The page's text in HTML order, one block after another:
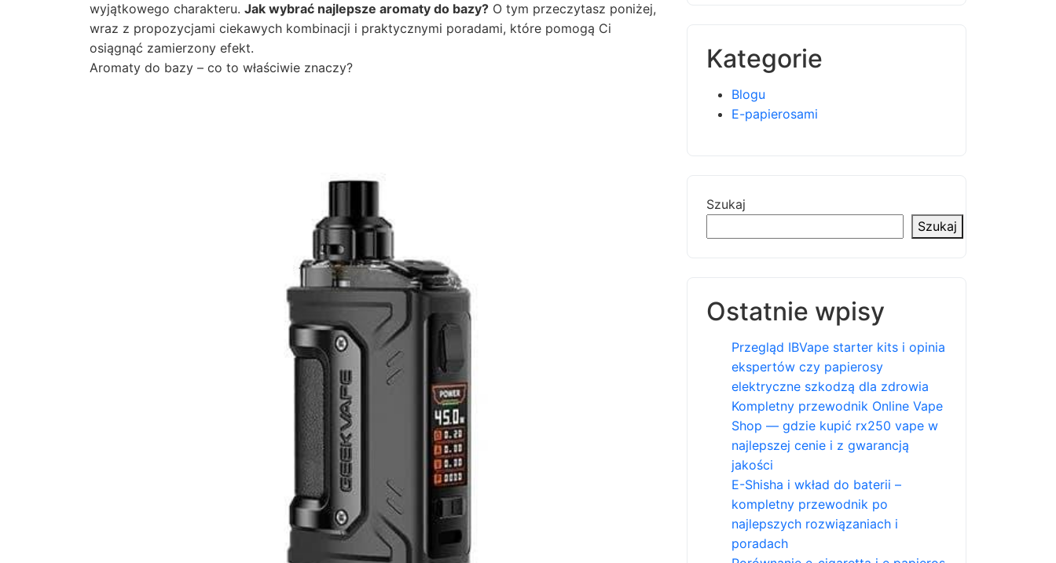
wyjątkowego charakteru. Jak wybrać najlepsze aromaty do bazy? O tym przeczytasz poniżej,
wraz z propozycjami ciekawych kombinacji i praktycznymi poradami, które pomogą Ci
osiągnąć zamierzony efekt.
Aromaty do bazy – co to właściwie znaczy?
Kategorie
Blogu
E-papierosami
Szukaj
Szukaj
Ostatnie wpisy
Przegląd IBVape starter kits i opinia
ekspertów czy papierosy
elektryczne szkodzą dla zdrowia
Kompletny przewodnik Online Vape
Shop — gdzie kupić rx250 vape w
najlepszej cenie i z gwarancją
jakości
E-Shisha i wkład do baterii –
kompletny przewodnik po
najlepszych rozwiązaniach i
poradach